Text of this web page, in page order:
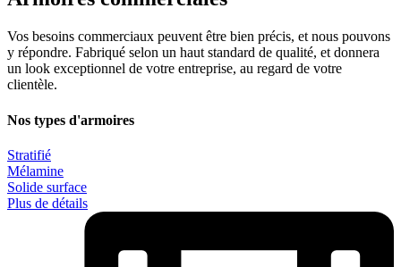
Vos besoins commerciaux peuvent être bien précis, et nous pouvons
y répondre. Fabriqué selon un haut standard de qualité, et donnera
un look exceptionnel de votre entreprise, au regard de votre
clientèle.
Nos types d'armoires
Stratifié
Mélamine
Solide surface
Plus de détails